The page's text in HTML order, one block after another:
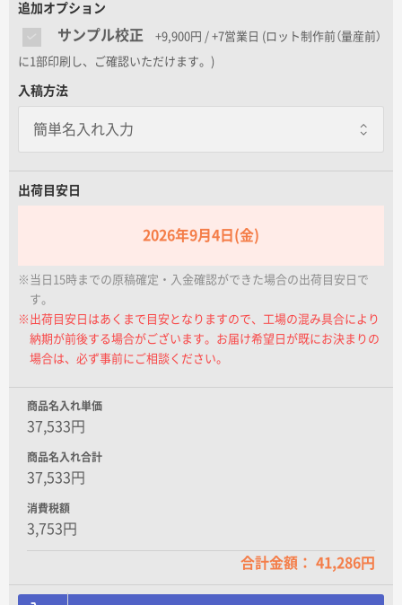
名入れグループサイト
追加オプション
サンプル校正 +9,900円 / +7営業日 (ロット制作前（量産前）
に1部印刷し、ご確認いただけます。)
入稿方法
出荷目安日
2026年9月4日(金)
※当日15時までの原稿確定・入金確認ができた場合の出荷目安日で
す。
※出荷目安日はあくまで目安となりますので、工場の混み具合により
納期が前後する場合がございます。お届け希望日が既にお決まりの
場合は、必ず事前にご相談ください。
商品名入れ単価
37,533円
商品名入れ合計
37,533円
消費税額
3,753円
合計金額： 41,286円